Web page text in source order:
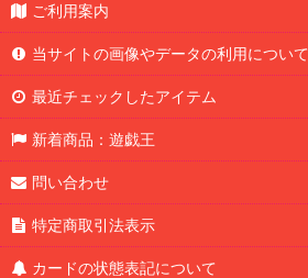
ご利用案内
当サイトの画像やデータの利用について
最近チェックしたアイテム
新着商品：遊戯王
問い合わせ
特定商取引法表示
カードの状態表記について